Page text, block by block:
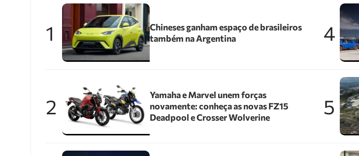
1
Chineses ganham espaço de brasileiros
também na Argentina
2
Yamaha e Marvel unem forças
novamente: conheça as novas FZ15
Deadpool e Crosser Wolverine
4
5